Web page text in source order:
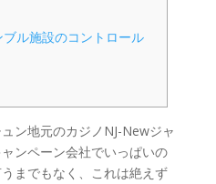
ル施設のコントロール
ン地元のカジノNJ-Newジャ
ンペーン会社でいっぱいの
までもなく、これは絶えず